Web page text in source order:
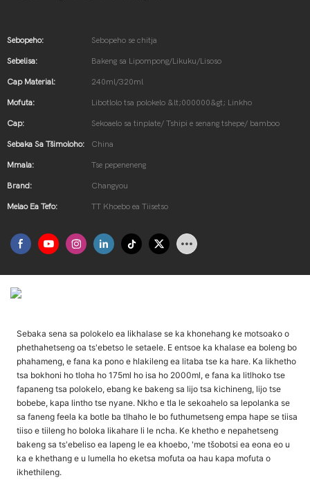
Sebopeho: Sebopeho se chitja
Sebelisa: Bakeng sa Lipompong/Likuku/Lisoso
Cap Material: 240ml/320ml
Mofuta: Libotlolo tsa polokelo &lt;000000&gt; Linkho
Cap: Sekoaelo sa tinplate/ Tshipi e senang tshepe/ bamboo
Sebaka Sa Tšimoloho: China
Mmala: Tse pepeneneng
Brand: Changyou
Melao Ea Tefo: TT Khoebo ea Tiisetso
Sebaka sena sa polokelo ea likhalase se ka khonehang ke motsoako o
phethahetseng oa ts'ebetso le setaele. E entsoe ka khalase ea boleng bo
phahameng, e fana ka pono e hlakileng ea litaba tse ka hare. Ka likhetho
tsa bokhoni ho tloha ho 175ml ho isa ho 2000ml, e fana ka litlhoko tse
fapaneng tsa polokelo, ebang ke bakeng sa lijo tsa kichineng, lijo tse
bobebe, kapa lintho tse nyane. Nkho e tla le sekoahelo sa lepolanka se
sa faneng feela ka botle ba tlhaho le bo futhumetseng empa hape se tiisa
tiiso e tiileng ho boloka likahare li le ncha. Ke khetho e nepahetseng
bakeng sa ts'ebeliso ea lapeng le ea khoebo, 'me tšobotsi ea eona eo u
ka e khethang e u lumella ho eketsa mofuta oa hau kapa mofuta o
ikhethileng.